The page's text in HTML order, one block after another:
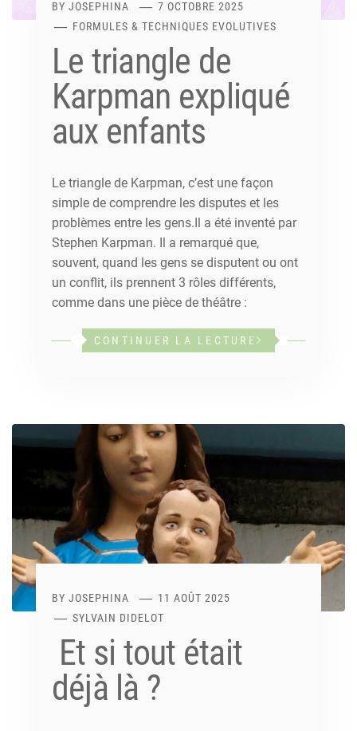
BY JOSEPHINA
7 OCTOBRE 2025
FORMULES & TECHNIQUES EVOLUTIVES
Le triangle de
Karpman expliqué
aux enfants
Le triangle de Karpman, c’est une façon
simple de comprendre les disputes et les
problèmes entre les gens.Il a été inventé par
Stephen Karpman. Il a remarqué que,
souvent, quand les gens se disputent ou ont
un conflit, ils prennent 3 rôles différents,
comme dans une pièce de théâtre :
CONTINUER LA LECTURE
BY JOSEPHINA
11 AOÛT 2025
SYLVAIN DIDELOT
Et si tout était
déjà là ?